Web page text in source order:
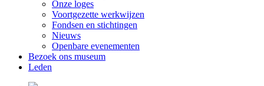
Onze loges
Voortgezette werkwijzen
Fondsen en stichtingen
Nieuws
Openbare evenementen
Bezoek ons museum
Leden